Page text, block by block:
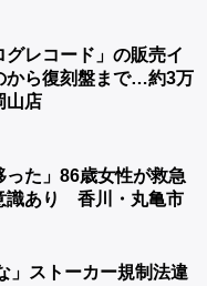
グレコード」の販売イ
ら復刻盤まで…約3万
山店
った」86歳女性が救急
あり 香川・丸亀市
」ストーカー規制法違